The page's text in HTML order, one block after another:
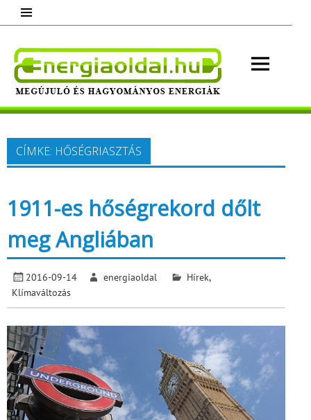
content
Megújuló és hagyományos energiák.
Minden, ami energia!
CÍMKE: HŐSÉGRIASZTÁS
1911-es hőségrekord dőlt
meg Angliában
2016-09-14 energiaoldal Hírek,
Klímaváltozás